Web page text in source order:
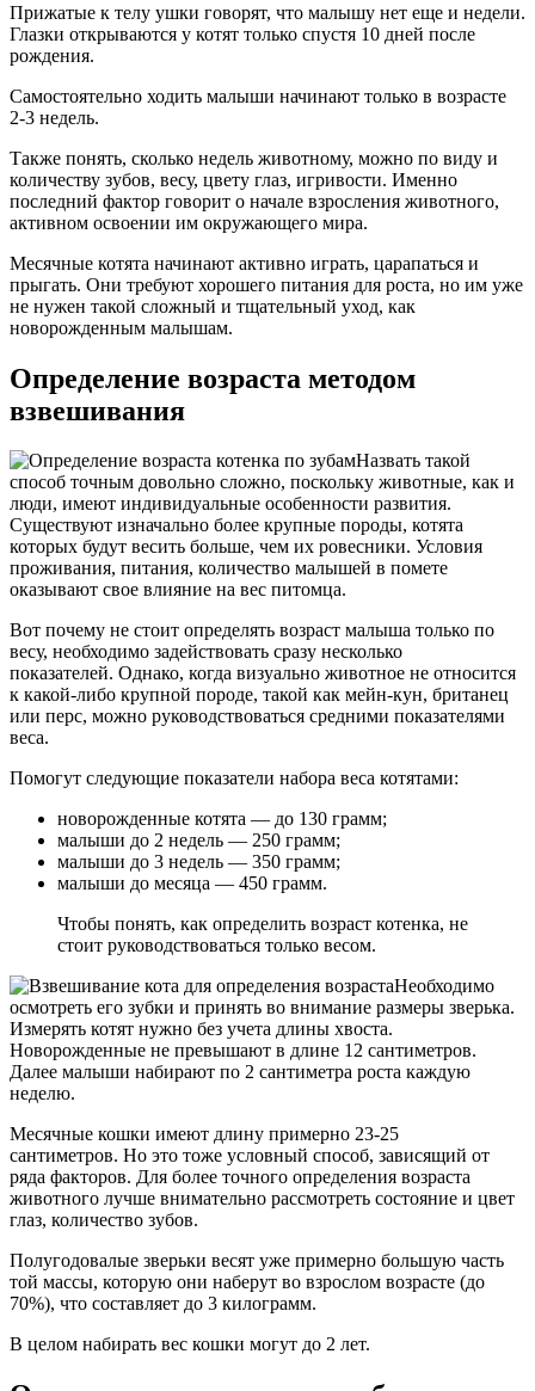
Прижатые к телу ушки говорят, что малышу нет еще и недели.
Глазки открываются у котят только спустя 10 дней после
рождения.
Самостоятельно ходить малыши начинают только в возрасте
2-3 недель.
Также понять, сколько недель животному, можно по виду и
количеству зубов, весу, цвету глаз, игривости. Именно
последний фактор говорит о начале взросления животного,
активном освоении им окружающего мира.
Месячные котята начинают активно играть, царапаться и
прыгать. Они требуют хорошего питания для роста, но им уже
не нужен такой сложный и тщательный уход, как
новорожденным малышам.
Определение возраста методом
взвешивания
Назвать такой
способ точным довольно сложно, поскольку животные, как и
люди, имеют индивидуальные особенности развития.
Существуют изначально более крупные породы, котята
которых будут весить больше, чем их ровесники. Условия
проживания, питания, количество малышей в помете
оказывают свое влияние на вес питомца.
Вот почему не стоит определять возраст малыша только по
весу, необходимо задействовать сразу несколько
показателей. Однако, когда визуально животное не относится
к какой-либо крупной породе, такой как мейн-кун, британец
или перс, можно руководствоваться средними показателями
веса.
Помогут следующие показатели набора веса котятами:
новорожденные котята — до 130 грамм;
малыши до 2 недель — 250 грамм;
малыши до 3 недель — 350 грамм;
малыши до месяца — 450 грамм.
Чтобы понять, как определить возраст котенка, не
стоит руководствоваться только весом.
Необходимо
осмотреть его зубки и принять во внимание размеры зверька.
Измерять котят нужно без учета длины хвоста.
Новорожденные не превышают в длине 12 сантиметров.
Далее малыши набирают по 2 сантиметра роста каждую
неделю.
Месячные кошки имеют длину примерно 23-25
сантиметров. Но это тоже условный способ, зависящий от
ряда факторов. Для более точного определения возраста
животного лучше внимательно рассмотреть состояние и цвет
глаз, количество зубов.
Полугодовалые зверьки весят уже примерно большую часть
той массы, которую они наберут во взрослом возрасте (до
70%), что составляет до 3 килограмм.
В целом набирать вес кошки могут до 2 лет.